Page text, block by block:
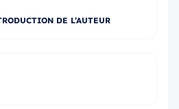
DE L’AUTEUR